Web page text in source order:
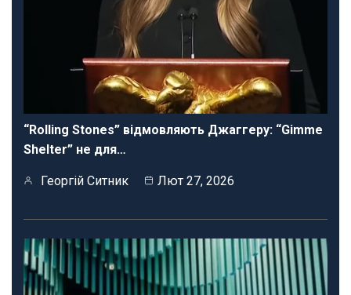
“Rolling Stones” відмовляють Джаггеру: “Gimme
Shelter” не для…
Георгій Ситник Лют 27, 2026